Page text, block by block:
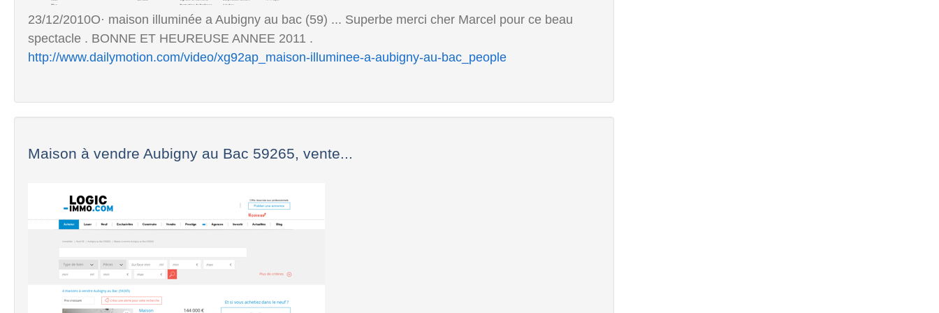
23/12/2010O· maison illuminée a Aubigny au bac (59) ... Superbe merci cher Marcel pour ce beau
spectacle . BONNE ET HEUREUSE ANNEE 2011 .
http://www.dailymotion.com/video/xg92ap_maison-illuminee-a-aubigny-au-bac_people
Maison à vendre Aubigny au Bac 59265, vente...